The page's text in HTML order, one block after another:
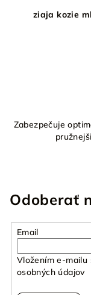
ziaja kozie
Zabezpečuje
Odoberať
Email
Vložením e-mailu
osobných údajov